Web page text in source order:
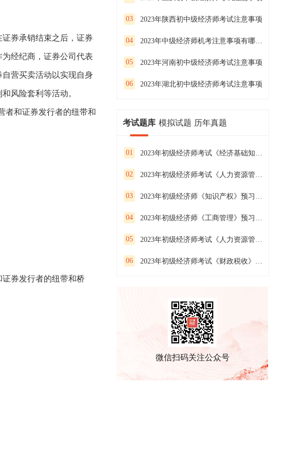
券承销结束之后，证券
经纪商，证券公司代表
营买卖活动以实现自身
风险套利等活动。
者和证券发行者的纽带和
券发行者的纽带和桥
03 2023年陕西初中级经济师考试注意事项
04 2023年中级经济师机考注意事项有哪些？
05 2023年河南初中级经济师考试注意事项
06 2023年湖北初中级经济师考试注意事项
考试题库 模拟试题 历年真题
01 2023年初级经济师考试《经济基础知识》预习试卷（二）
02 2023年初级经济师考试《人力资源管理》预习试卷（一）
03 2023年初级经济师《知识产权》预习试卷（二）
04 2023年初级经济师《工商管理》预习试卷（一）
05 2023年初级经济师考试《人力资源管理》预习试卷（三）
06 2023年初级经济师考试《财政税收》预习试卷(一）
微信扫码关注公众号